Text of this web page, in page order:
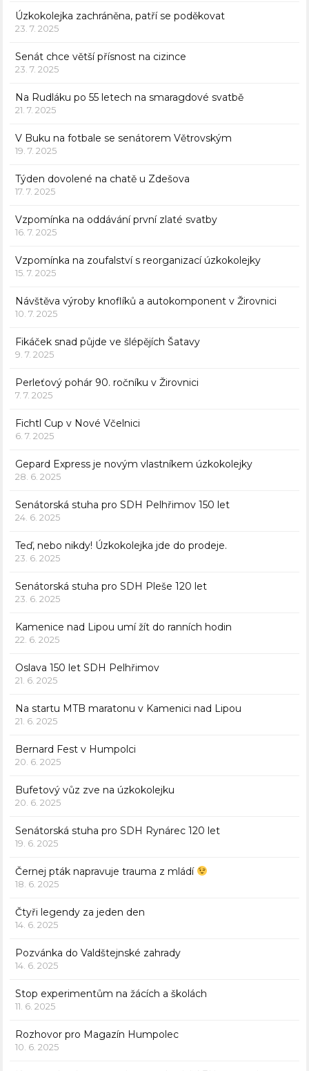
Úzkokolejka zachráněna, patří se poděkovat
23. 7. 2025
Senát chce větší přísnost na cizince
23. 7. 2025
Na Rudláku po 55 letech na smaragdové svatbě
21. 7. 2025
V Buku na fotbale se senátorem Větrovským
19. 7. 2025
Týden dovolené na chatě u Zdešova
17. 7. 2025
Vzpomínka na oddávání první zlaté svatby
16. 7. 2025
Vzpomínka na zoufalství s reorganizací úzkokolejky
15. 7. 2025
Návštěva výroby knoflíků a autokomponent v Žirovnici
10. 7. 2025
Fikáček snad půjde ve šlépějích Šatavy
9. 7. 2025
Perleťový pohár 90. ročníku v Žirovnici
7. 7. 2025
Fichtl Cup v Nové Včelnici
6. 7. 2025
Gepard Express je novým vlastníkem úzkokolejky
28. 6. 2025
Senátorská stuha pro SDH Pelhřimov 150 let
24. 6. 2025
Teď, nebo nikdy! Úzkokolejka jde do prodeje.
23. 6. 2025
Senátorská stuha pro SDH Pleše 120 let
23. 6. 2025
Kamenice nad Lipou umí žít do ranních hodin
22. 6. 2025
Oslava 150 let SDH Pelhřimov
21. 6. 2025
Na startu MTB maratonu v Kamenici nad Lipou
21. 6. 2025
Bernard Fest v Humpolci
20. 6. 2025
Bufetový vůz zve na úzkokolejku
20. 6. 2025
Senátorská stuha pro SDH Rynárec 120 let
19. 6. 2025
Černej pták napravuje trauma z mládí
18. 6. 2025
Čtyři legendy za jeden den
14. 6. 2025
Pozvánka do Valdštejnské zahrady
14. 6. 2025
Stop experimentům na žácích a školách
11. 6. 2025
Rozhovor pro Magazín Humpolec
10. 6. 2025